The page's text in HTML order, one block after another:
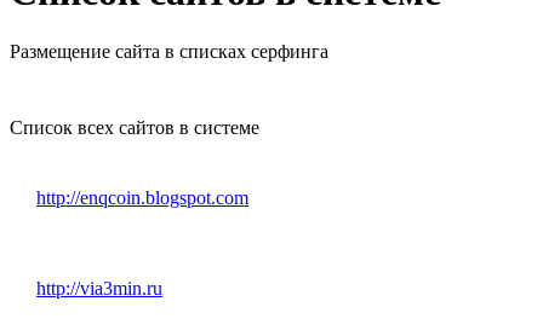
Размещение сайта в списках серфинга
Список всех сайтов в системе
http://enqcoin.blogspot.com
http://via3min.ru